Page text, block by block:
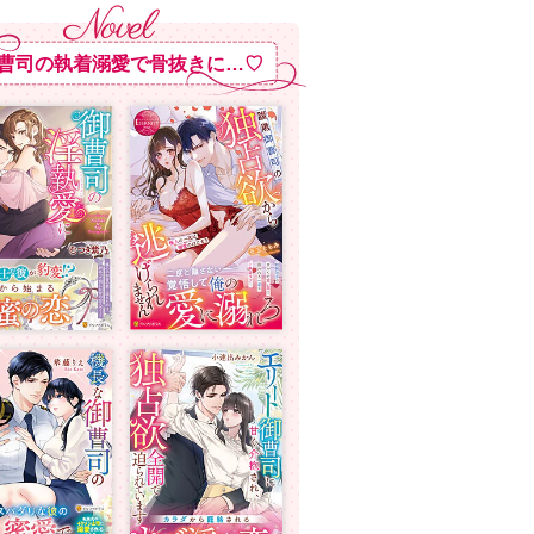
司の執着溺愛で骨抜きに…♡